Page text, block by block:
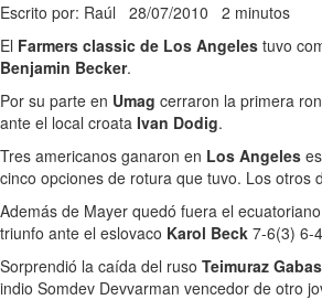
Escrito por: Raúl 28/07/2010 2 minutos
El Farmers classic de Los Angeles tuvo
Benjamin Becker.
Por su parte en Umag cerraron la primera
ante el local croata Ivan Dodig.
Tres americanos ganaron en Los Angeles
cinco opciones de rotura que tuvo. Los otros
Además de Mayer quedó fuera el ecuatoriano
triunfo ante el eslovaco Karol Beck 7-6(3) 6-
Sorprendió la caída del ruso Teimuraz
indio Somdev Devvarman vencedor de otro